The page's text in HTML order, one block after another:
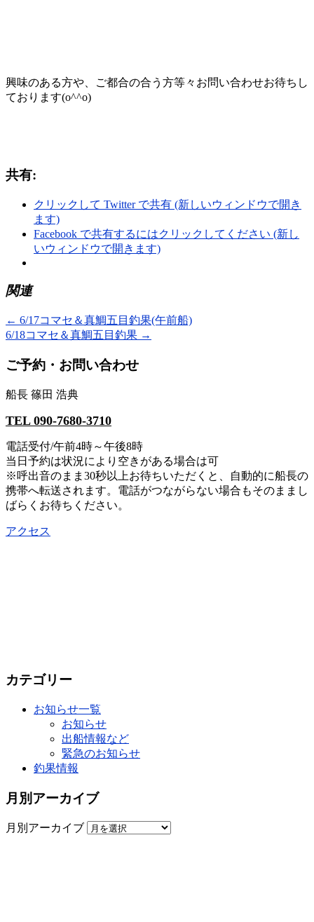
興味のある方や、ご都合の合う方等々お問い合わせお待ちし
ております(o^^o)
共有:
クリックして Twitter で共有 (新しいウィンドウで開き
ます)
Facebook で共有するにはクリックしてください (新し
いウィンドウで開きます)
関連
← 6/17コマセ＆真鯛五目釣果(午前船)
6/18コマセ＆真鯛五目釣果 →
ご予約・お問い合わせ
船長 篠田 浩典
TEL 090-7680-3710
電話受付/午前4時～午後8時
当日予約は状況により空きがある場合は可
※呼出音のまま30秒以上お待ちいただくと、自動的に船長の
携帯へ転送されます。電話がつながらない場合もそのままし
ばらくお待ちください。
アクセス
カテゴリー
お知らせ一覧
お知らせ
出船情報など
緊急のお知らせ
釣果情報
月別アーカイブ
月別アーカイブ